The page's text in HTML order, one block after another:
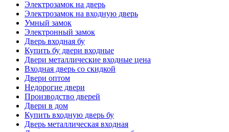
Электрозамок на дверь
Электрозамок на входную дверь
Умный замок
Электронный замок
Дверь входная бу
Купить бу двери входные
Двери металлические входные цена
Входная дверь со скидкой
Двери оптом
Недорогие двери
Производство дверей
Двери в дом
Купить входную дверь бу
Дверь металлическая входная